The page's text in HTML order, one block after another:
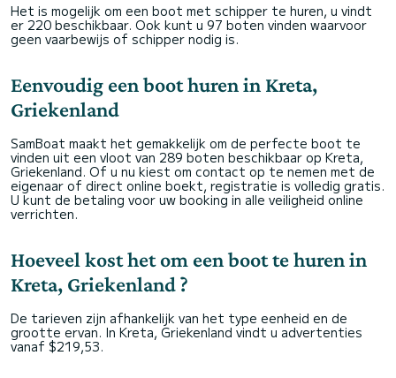
Het is mogelijk om een boot met schipper te huren, u vindt
er 220 beschikbaar. Ook kunt u 97 boten vinden waarvoor
geen vaarbewijs of schipper nodig is.
Eenvoudig een boot huren in Kreta,
Griekenland
SamBoat maakt het gemakkelijk om de perfecte boot te
vinden uit een vloot van 289 boten beschikbaar op Kreta,
Griekenland. Of u nu kiest om contact op te nemen met de
eigenaar of direct online boekt, registratie is volledig gratis.
U kunt de betaling voor uw booking in alle veiligheid online
verrichten.
Hoeveel kost het om een boot te huren in
Kreta, Griekenland ?
De tarieven zijn afhankelijk van het type eenheid en de
grootte ervan. In Kreta, Griekenland vindt u advertenties
vanaf $219,53.